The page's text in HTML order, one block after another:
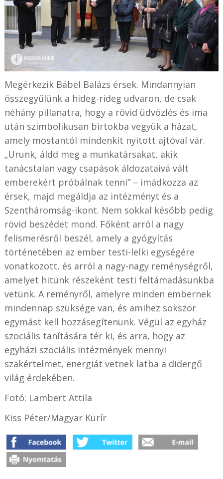
Megérkezik Bábel Balázs érsek. Mindannyian
összegyűlünk a hideg-rideg udvaron, de csak
néhány pillanatra, hogy a rövid üdvözlés és ima
után szimbolikusan birtokba vegyük a házat,
amely mostantól mindenkit nyitott ajtóval vár.
„Urunk, áldd meg a munkatársakat, akik
tanácstalan vagy csapások áldozataivá vált
emberekért próbálnak tenni” – imádkozza az
érsek, majd megáldja az intézményt és a
Szentháromság-ikont. Nem sokkal később pedig
rövid beszédet mond. Főként arról a nagy
felismerésről beszél, amely a gyógyítás
történetében az ember testi-lelki egységére
vonatkozott, és arról a nagy-nagy reménységről,
amelyet hitünk részeként testi feltámadásunkba
vetünk. A reményről, amelyre minden embernek
mindennap szüksége van, és amihez sokszor
egymást kell hozzásegítenünk. Végül az egyház
szociális tanítására tér ki, és arra, hogy az
egyházi szociális intézmények mennyi
szakértelmet, energiát vetnek latba a didergő
világ érdekében.
Fotó: Lambert Attila
Kiss Péter/Magyar Kurír